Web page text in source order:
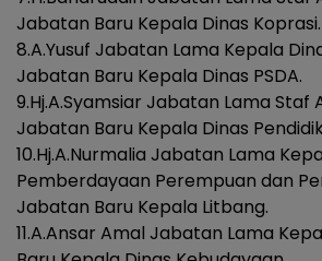
Jabatan Baru Kepala Dinas Koprasi.
8.A.Yusuf Jabatan Lama Kepala
Jabatan Baru Kepala Dinas PSDA.
9.Hj.A.Syamsiar Jabatan Lama Staf
Jabatan Baru Kepala Dinas
10.Hj.A.Nurmalia Jabatan Lama
Pemberdayaan Perempuan dan
Jabatan Baru Kepala Litbang.
11.A.Ansar Amal Jabatan Lama